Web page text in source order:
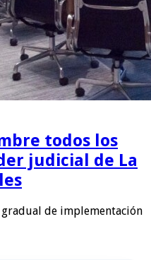
todos los
judicial de La
de implementación